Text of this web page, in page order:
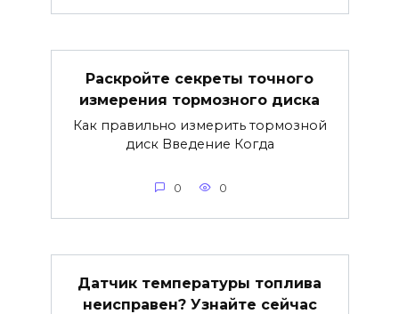
Раскройте секреты точного
измерения тормозного диска
Как правильно измерить тормозной
диск Введение Когда
0 0
Датчик температуры топлива
неисправен? Узнайте сейчас